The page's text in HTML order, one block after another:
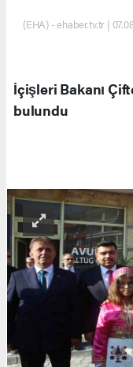
(EHA) - ehaber.tv.tr |
İçişleri Bakanı
bulundu